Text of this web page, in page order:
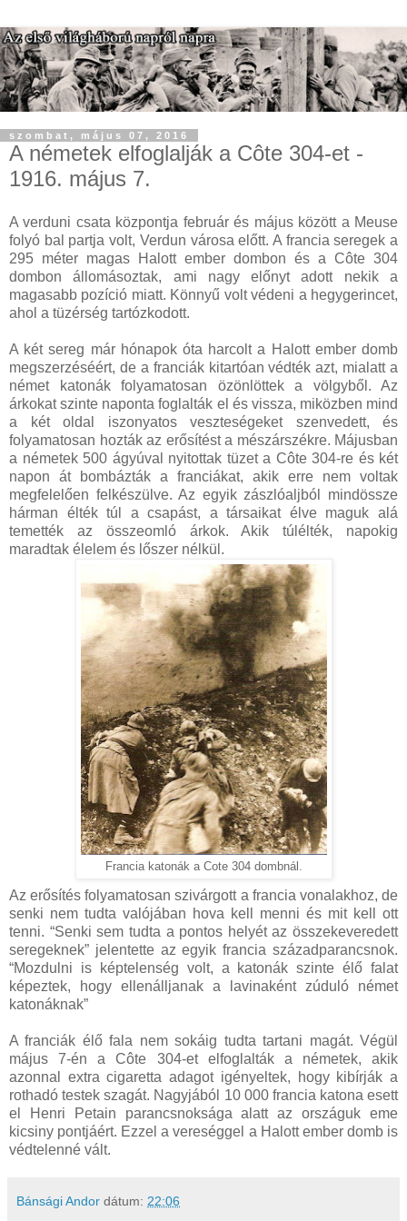
szombat, május 07, 2016
A németek elfoglalják a Côte 304-et -
1916. május 7.
A verduni csata központja február és május között a Meuse
folyó bal partja volt, Verdun városa előtt. A francia seregek a
295 méter magas Halott ember dombon és a Côte 304
dombon állomásoztak, ami nagy előnyt adott nekik a
magasabb pozíció miatt. Könnyű volt védeni a hegygerincet,
ahol a tüzérség tartózkodott.
A két sereg már hónapok óta harcolt a Halott ember domb
megszerzéséért, de a franciák kitartóan védték azt, mialatt a
német katonák folyamatosan özönlöttek a völgyből. Az
árkokat szinte naponta foglalták el és vissza, miközben mind
a két oldal iszonyatos veszteségeket szenvedett, és
folyamatosan hozták az erősítést a mészárszékre. Májusban
a németek 500 ágyúval nyitottak tüzet a Côte 304-re és két
napon át bombázták a franciákat, akik erre nem voltak
megfelelően felkészülve. Az egyik zászlóaljból mindössze
hárman élték túl a csapást, a társaikat élve maguk alá
temették az összeomló árkok. Akik túlélték, napokig
maradtak élelem és lőszer nélkül.
Francia katonák a Cote 304 dombnál.
Az erősítés folyamatosan szivárgott a francia vonalakhoz, de
senki nem tudta valójában hova kell menni és mit kell ott
tenni. “Senki sem tudta a pontos helyét az összekeveredett
seregeknek” jelentette az egyik francia századparancsnok.
“Mozdulni is képtelenség volt, a katonák szinte élő falat
képeztek, hogy ellenálljanak a lavinaként zúduló német
katonáknak”
A franciák élő fala nem sokáig tudta tartani magát. Végül
május 7-én a Côte 304-et elfoglalták a németek, akik
azonnal extra cigaretta adagot igényeltek, hogy kibírják a
rothadó testek szagát. Nagyjából 10 000 francia katona esett
el Henri Petain parancsnoksága alatt az országuk eme
kicsiny pontjáért. Ezzel a vereséggel a Halott ember domb is
védtelenné vált.
Bánsági Andor dátum: 22:06